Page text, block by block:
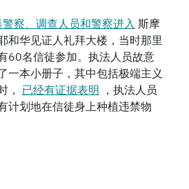
察、调查人员和警察进入 斯摩
和华见证人礼拜大楼，当时那里
60名信徒参加。执法人员故意
一本小册子，其中包括极端主义
， 已经有证据表明 ，执法人员
计划地在信徒身上种植违禁物